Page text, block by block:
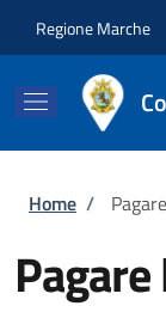
Regione Marche
Briciole
Home /